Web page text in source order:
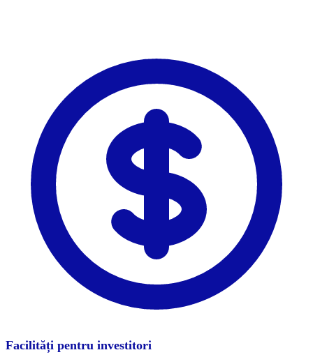
Facilități pentru investitori